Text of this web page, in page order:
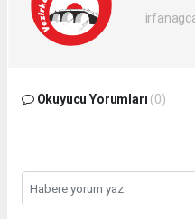
Okuyucu Yorumları (0)